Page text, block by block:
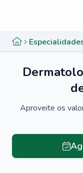
Aproveite os